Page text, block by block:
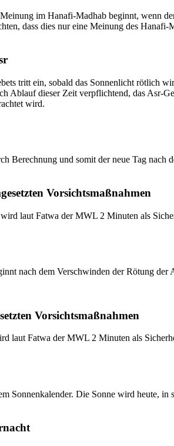
im Hanafi-Madhab beginnt, wenn
dass dies nur eine Meinung des
tritt ein, sobald das Sonnenlicht rötlich
Ablauf dieser Zeit verpflichtend, das Asr-
wird.
Berechnung und somit der neue Tag
Vorsichtsmaßnahmen
laut Fatwa der MWL 2 Minuten als
nach dem Verschwinden der Rötung
Vorsichtsmaßnahmen
laut Fatwa der MWL 2 Minuten als
Sonnenkalender. Die Sonne wird heute,